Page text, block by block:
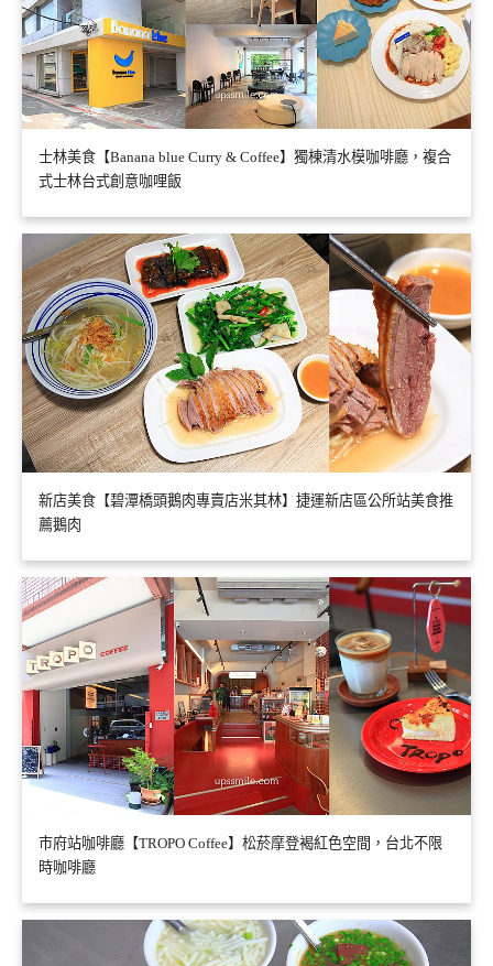
士林美食【Banana blue Curry & Coffee】獨棟清水模咖啡廳，複合
式士林台式創意咖哩飯
新店美食【碧潭橋頭鵝肉專賣店米其林】捷運新店區公所站美食推
薦鵝肉
市府站咖啡廳【TROPO Coffee】松菸摩登褐紅色空間，台北不限
時咖啡廳